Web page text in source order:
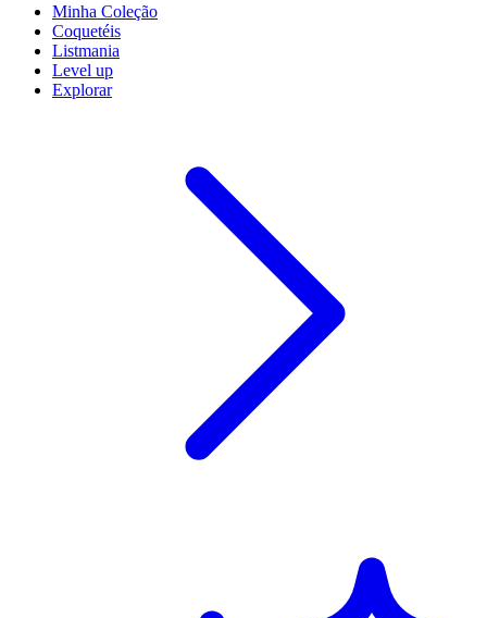
Minha Coleção
Coquetéis
Listmania
Level up
Explorar